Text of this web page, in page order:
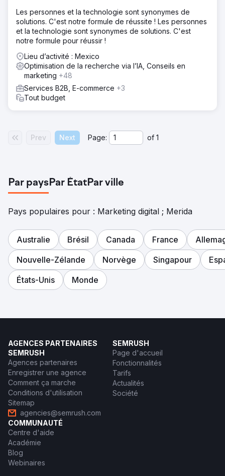
Les personnes et la technologie sont synonymes de
solutions. C'est notre formule de réussite ! Les personnes
et la technologie sont synonymes de solutions. C'est
notre formule pour réussir !
Lieu d’activité : Mexico
Optimisation de la recherche via l’IA, Conseils en
marketing +48
Services B2B, E-commerce +3
Tout budget
Prev Next Page: of 1
Par paysPar ÉtatPar ville
Pays populaires pour : Marketing digital ; Merida
Australie Brésil Canada France
Nouvelle-Zélande
Norvège Singapour
États-Unis
Monde
AGENCES PARTENAIRES
SEMRUSH
Agences partenaires
Enregistrer une agence
Comment ça marche
Conditions d'utilisation
Sitemap
agencies@semrush.com
SEMRUSH
Page d'accueil
Fonctionnalités
Tarifs
Actualités
Société
COMMUNAUTÉ
Centre d'aide
Académie
Blog
Webinaires